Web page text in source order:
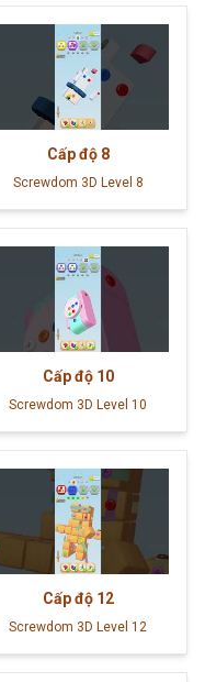
Cấp độ 8
Screwdom 3D Level 8
Cấp độ 10
Screwdom 3D Level 10
Cấp độ 12
Screwdom 3D Level 12